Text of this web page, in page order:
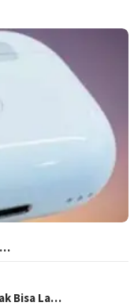
Bisa La…